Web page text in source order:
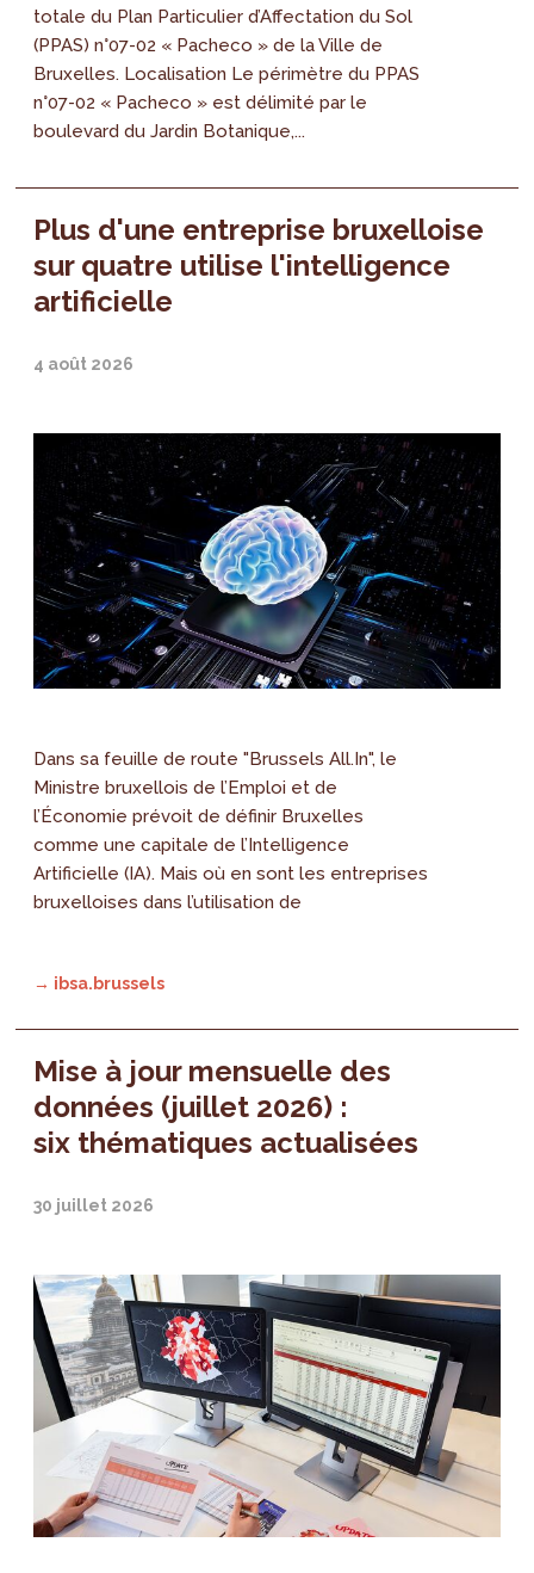
totale du Plan Particulier d’Affectation du Sol
(PPAS) n°07-02 « Pacheco » de la Ville de
Bruxelles. Localisation Le périmètre du PPAS
n°07-02 « Pacheco » est délimité par le
boulevard du Jardin Botanique,...
Plus d'une entreprise bruxelloise
sur quatre utilise l'intelligence
artificielle
4 août 2026
Dans sa feuille de route "Brussels All.In", le
Ministre bruxellois de l’Emploi et de
l’Économie prévoit de définir Bruxelles
comme une capitale de l’Intelligence
Artificielle (IA). Mais où en sont les entreprises
bruxelloises dans l’utilisation de
→ ibsa.brussels
Mise à jour mensuelle des
données (juillet 2026) :
six thématiques actualisées
30 juillet 2026